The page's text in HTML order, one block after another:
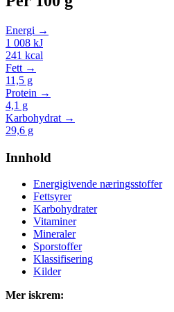
Energi →
1 008 kJ
241 kcal
Fett →
11,5 g
Protein →
4,1 g
Karbohydrat →
29,6 g
Innhold
Energigivende næringsstoffer
Fettsyrer
Karbohydrater
Vitaminer
Mineraler
Sporstoffer
Klassifisering
Kilder
Mer iskrem: